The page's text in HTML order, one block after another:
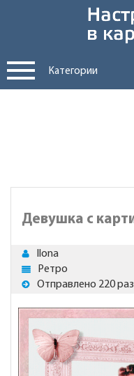
Категории
Девушка с
Ilona
Ретро
Отправлено 220 раз